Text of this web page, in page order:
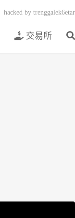
交易所
hacked by trenggalek6etar